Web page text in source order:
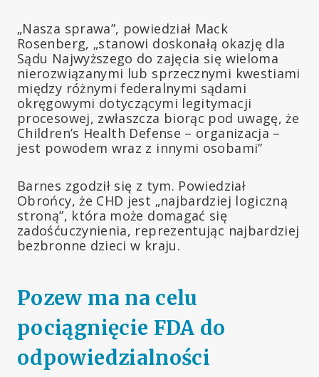
„Nasza sprawa”, powiedział Mack
Rosenberg, „stanowi doskonałą okazję dla
Sądu Najwyższego do zajęcia się wieloma
nierozwiązanymi lub sprzecznymi kwestiami
między różnymi federalnymi sądami
okręgowymi dotyczącymi legitymacji
procesowej, zwłaszcza biorąc pod uwagę, że
Children’s Health Defense – organizacja –
jest powodem wraz z innymi osobami”
Barnes zgodził się z tym. Powiedział
Obrońcy, że CHD jest „najbardziej logiczną
stroną”, która może domagać się
zadośćuczynienia, reprezentując najbardziej
bezbronne dzieci w kraju.
Pozew ma na celu
pociągnięcie FDA do
odpowiedzialności